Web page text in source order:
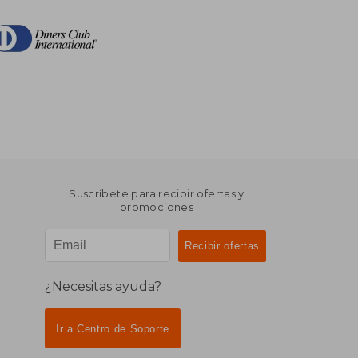
Suscríbete para recibir ofertas y
promociones
¿Necesitas ayuda?
Ir a Centro de Soporte